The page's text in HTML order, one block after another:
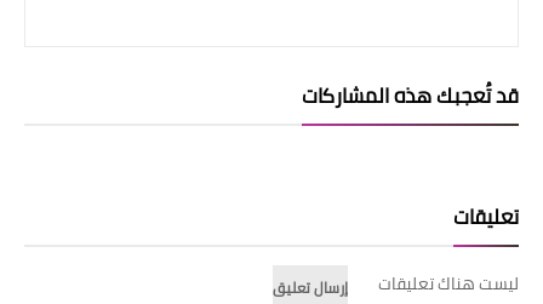
قد تُعجبك هذه المشاركات
تعليقات
ليست هناك تعليقات
إرسال تعليق